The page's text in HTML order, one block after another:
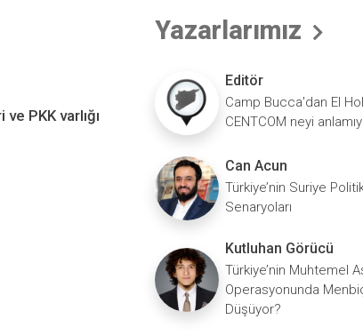
PKK varlığı
Yazarlarımız
Editör
Camp Bucca'dan El
CENTCOM neyi
Can Acun
Türkiye’nin Suriye
Senaryoları
Kutluhan Görücü
Türkiye’nin Muhtemel
Operasyonunda
Düşüyor?